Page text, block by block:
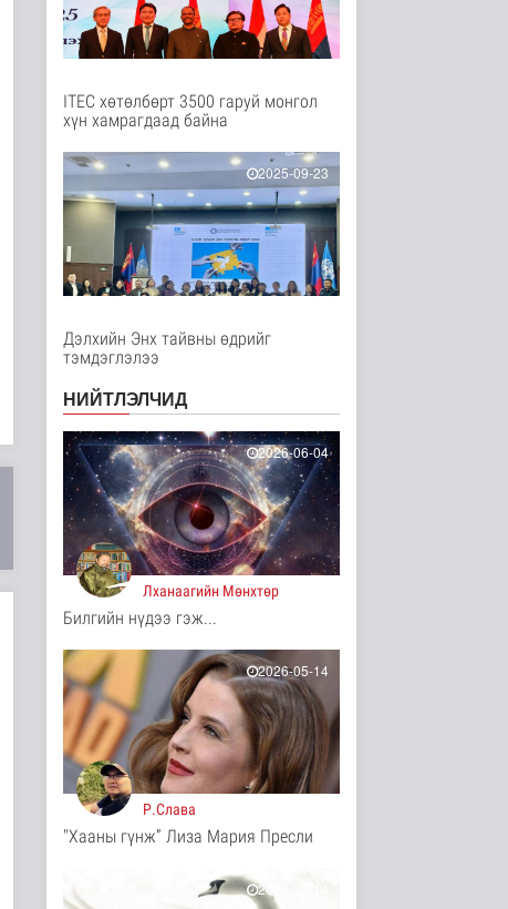
Ц.Сандаг-Очир: COP17
ба COP31 хурлын
уялдаа нь Р..
Хийлдэг завь, гудас,
Эрүүл мэнд
3 цаг 31 минутын өмнө
Нийслэлийн цэцэрлэгт
хамрагдах I шатны
бүртгэл э..
Нийгэм
бүртгэгджээ
Нийгэм
3 цаг 50 минутын өмнө
Мал угаалгын ажил
үргэлжилж байна
Нийгэм
3 цаг 53 минутын өмнө
Хогноос эрчим хүч
үйлдвэрлэх үйлдвэр 34
МВт-ын х..
3 цаг 11 минутын өмнө
Монелийн гудамжны
авто замыг өнөөдрөөс
хааж, зас..
Нийгэм
3 цаг 16 минутын өмнө
3613 иргэн өртөж, 118
4 цаг 32 минутын өмнө
ITEC хөтөлбөрт 3500 гаруй монгол
хүн хамрагдаад байна
2025-09-23
Дэлхийн Энх тайвны өдрийг
тэмдэглэлээ
НИЙТЛЭЛЧИД
2026-06-04
Лханаагийн Мөнхтөр
Билгийн нүдээ гэж...
2026-05-14
Р.Слава
"Хааны гүнж” Лиза Мария Пресли
2026-05-14